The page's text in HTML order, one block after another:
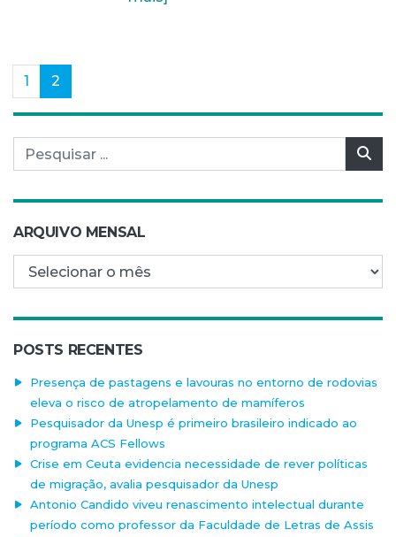
1 2
Pesquisar por:
ARQUIVO MENSAL
Arquivo mensal
POSTS RECENTES
Presença de pastagens e lavouras no entorno de rodovias
eleva o risco de atropelamento de mamíferos
Pesquisador da Unesp é primeiro brasileiro indicado ao
programa ACS Fellows
Crise em Ceuta evidencia necessidade de rever políticas
de migração, avalia pesquisador da Unesp
Antonio Candido viveu renascimento intelectual durante
período como professor da Faculdade de Letras de Assis